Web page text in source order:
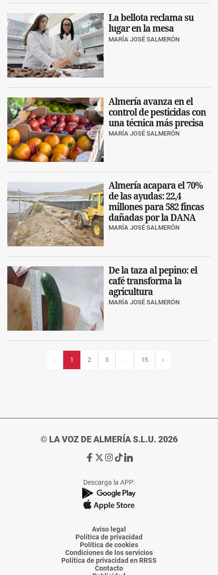
La bellota reclama su
lugar en la mesa
MARÍA JOSÉ SALMERÓN
Almería avanza en el
control de pesticidas con
una técnica más precisa
MARÍA JOSÉ SALMERÓN
Almería acapara el 70%
de las ayudas: 22,4
millones para 582 fincas
dañadas por la DANA
MARÍA JOSÉ SALMERÓN
De la taza al pepino: el
café transforma la
agricultura
MARÍA JOSÉ SALMERÓN
‹ 1 2 3 … 15 ›
© LA VOZ DE ALMERÍA S.L.U. 2026
Ir
de
La
Voz
Almería
Ir
de
La
Voz
Almería
Ir
de
La
Voz
Almería
Ir
de
La
Voz
Almería
Ir
de
La
Voz
Descarga la APP:
Aviso legal
Política de privacidad
Política de cookies
Condiciones de los servicios
Política de privacidad en RRSS
Contacto